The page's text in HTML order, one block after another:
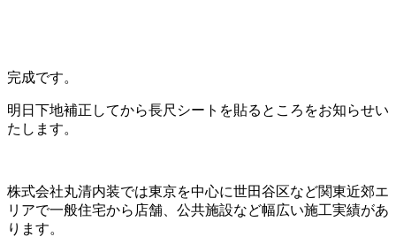
完成です。
明日下地補正してから長尺シートを貼るところをお知らせい
たします。
株式会社丸清内装では東京を中心に世田谷区など関東近郊エ
リアで一般住宅から店舗、公共施設など幅広い施工実績があ
ります。